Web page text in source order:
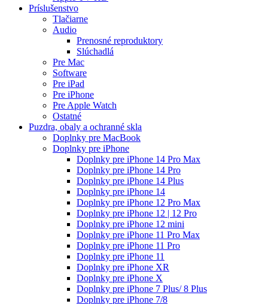
Príslušenstvo
Tlačiarne
Audio
Prenosné reproduktory
Slúchadlá
Pre Mac
Software
Pre iPad
Pre iPhone
Pre Apple Watch
Ostatné
Puzdra, obaly a ochranné skla
Doplnky pre MacBook
Doplnky pre iPhone
Doplnky pre iPhone 14 Pro Max
Doplnky pre iPhone 14 Pro
Doplnky pre iPhone 14 Plus
Doplnky pre iPhone 14
Doplnky pre iPhone 12 Pro Max
Doplnky pre iPhone 12 | 12 Pro
Doplnky pre iPhone 12 mini
Doplnky pre iPhone 11 Pro Max
Doplnky pre iPhone 11 Pro
Doplnky pre iPhone 11
Doplnky pre iPhone XR
Doplnky pre iPhone X
Doplnky pre iPhone 7 Plus/ 8 Plus
Doplnky pre iPhone 7/8